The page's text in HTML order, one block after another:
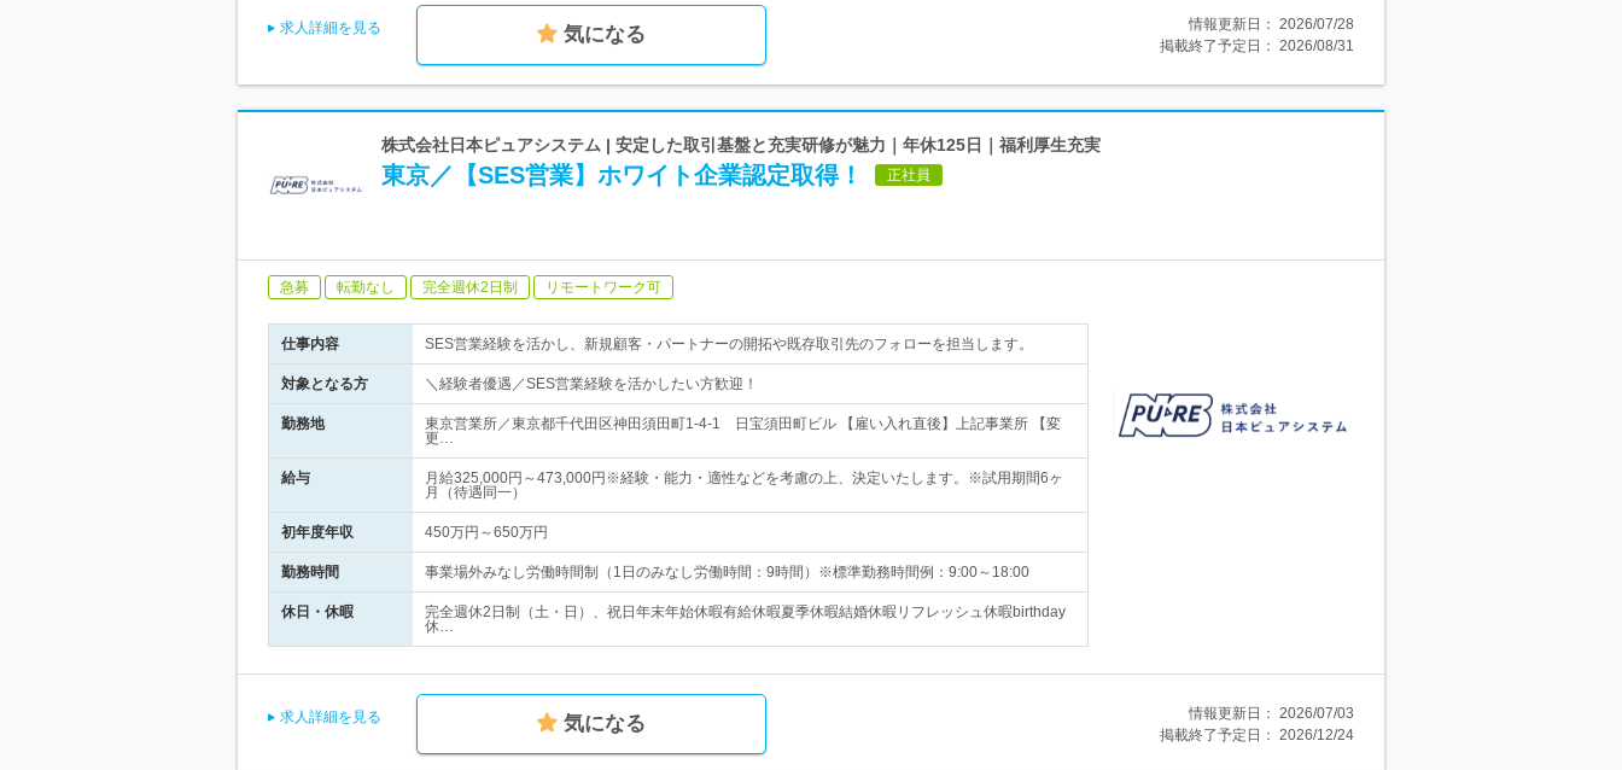
求人詳細を見る 気になる 情報更新日： 2026/07/28
掲載終了予定日： 2026/08/31
株式会社日本ピュアシステム | 安定した取引基盤と充実研修が魅力｜年休125日｜福利厚生充実
東京／【SES営業】ホワイト企業認定取得！ 正社員
急募 転勤なし 完全週休2日制 リモートワーク可
仕事内容 SES営業経験を活かし、新規顧客・パートナーの開拓や既存取引先のフォローを担当します。
対象となる方 ＼経験者優遇／SES営業経験を活かしたい方歓迎！
勤務地
東京営業所／東京都千代田区神田須田町1-4-1 日宝須田町ビル 【雇い入れ直後】上記事業所 【変
更…
給与
月給325,000円～473,000円※経験・能力・適性などを考慮の上、決定いたします。※試用期間6ヶ
月（待遇同一）
初年度年収 450万円～650万円
勤務時間 事業場外みなし労働時間制（1日のみなし労働時間：9時間）※標準勤務時間例：9:00～18:00
休日・休暇
完全週休2日制（土・日）、祝日年末年始休暇有給休暇夏季休暇結婚休暇リフレッシュ休暇birthday
休…
求人詳細を見る 気になる 情報更新日： 2026/07/03
掲載終了予定日： 2026/12/24